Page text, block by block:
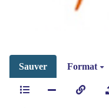
Sauver Format